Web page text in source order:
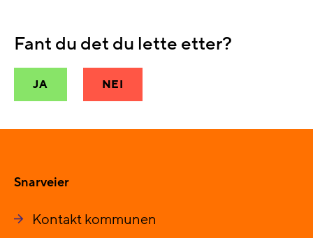
Fant du det du lette etter?
JA NEI
Snarveier
Kontakt kommunen